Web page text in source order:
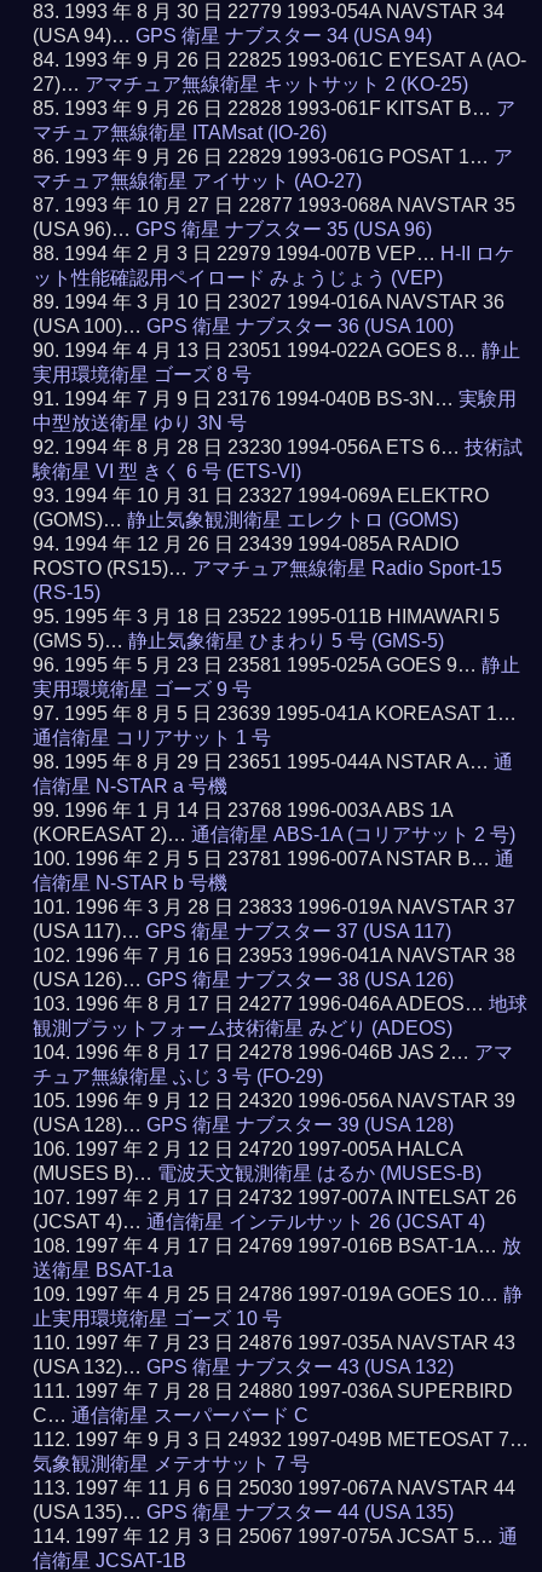
1993 年 8 月 30 日 22779 1993-054A NAVSTAR 34
(USA 94)…GPS 衛星 ナブスター 34 (USA 94)
1993 年 9 月 26 日 22825 1993-061C EYESAT A (AO-
27)… アマチュア無線衛星 キットサット 2 (KO-25)
1993 年 9 月 26 日 22828 1993-061F KITSAT B… ア
マチュア無線衛星 ITAMsat (IO-26)
1993 年 9 月 26 日 22829 1993-061G POSAT 1… ア
マチュア無線衛星 アイサット (AO-27)
1993 年 10 月 27 日 22877 1993-068A NAVSTAR 35
(USA 96)…GPS 衛星 ナブスター 35 (USA 96)
1994 年 2 月 3 日 22979 1994-007B VEP… H-II ロケ
ット性能確認用ペイロード みょうじょう (VEP)
1994 年 3 月 10 日 23027 1994-016A NAVSTAR 36
(USA 100)…GPS 衛星 ナブスター 36 (USA 100)
1994 年 4 月 13 日 23051 1994-022A GOES 8…静止
実用環境衛星 ゴーズ 8 号
1994 年 7 月 9 日 23176 1994-040B BS-3N…実験用
中型放送衛星 ゆり 3N 号
1994 年 8 月 28 日 23230 1994-056A ETS 6…技術試
験衛星 VI 型 きく 6 号 (ETS-VI)
1994 年 10 月 31 日 23327 1994-069A ELEKTRO
(GOMS)…静止気象観測衛星 エレクトロ (GOMS)
1994 年 12 月 26 日 23439 1994-085A RADIO
ROSTO (RS15)… アマチュア無線衛星 Radio Sport-15
(RS-15)
1995 年 3 月 18 日 23522 1995-011B HIMAWARI 5
(GMS 5)…静止気象衛星 ひまわり 5 号 (GMS-5)
1995 年 5 月 23 日 23581 1995-025A GOES 9…静止
実用環境衛星 ゴーズ 9 号
1995 年 8 月 5 日 23639 1995-041A KOREASAT 1…
通信衛星 コリアサット 1 号
1995 年 8 月 29 日 23651 1995-044A NSTAR A…通
信衛星 N-STAR a 号機
1996 年 1 月 14 日 23768 1996-003A ABS 1A
(KOREASAT 2)…通信衛星 ABS-1A (コリアサット 2 号)
1996 年 2 月 5 日 23781 1996-007A NSTAR B…通
信衛星 N-STAR b 号機
1996 年 3 月 28 日 23833 1996-019A NAVSTAR 37
(USA 117)…GPS 衛星 ナブスター 37 (USA 117)
1996 年 7 月 16 日 23953 1996-041A NAVSTAR 38
(USA 126)…GPS 衛星 ナブスター 38 (USA 126)
1996 年 8 月 17 日 24277 1996-046A ADEOS…地球
観測プラットフォーム技術衛星 みどり (ADEOS)
1996 年 8 月 17 日 24278 1996-046B JAS 2… アマ
チュア無線衛星 ふじ 3 号 (FO-29)
1996 年 9 月 12 日 24320 1996-056A NAVSTAR 39
(USA 128)…GPS 衛星 ナブスター 39 (USA 128)
1997 年 2 月 12 日 24720 1997-005A HALCA
(MUSES B)… 電波天文観測衛星 はるか (MUSES-B)
1997 年 2 月 17 日 24732 1997-007A INTELSAT 26
(JCSAT 4)…通信衛星 インテルサット 26 (JCSAT 4)
1997 年 4 月 17 日 24769 1997-016B BSAT-1A… 放
送衛星 BSAT-1a
1997 年 4 月 25 日 24786 1997-019A GOES 10…静
止実用環境衛星 ゴーズ 10 号
1997 年 7 月 23 日 24876 1997-035A NAVSTAR 43
(USA 132)…GPS 衛星 ナブスター 43 (USA 132)
1997 年 7 月 28 日 24880 1997-036A SUPERBIRD
C…通信衛星 スーパーバード C
1997 年 9 月 3 日 24932 1997-049B METEOSAT 7…
気象観測衛星 メテオサット 7 号
1997 年 11 月 6 日 25030 1997-067A NAVSTAR 44
(USA 135)…GPS 衛星 ナブスター 44 (USA 135)
1997 年 12 月 3 日 25067 1997-075A JCSAT 5…通
信衛星 JCSAT-1B